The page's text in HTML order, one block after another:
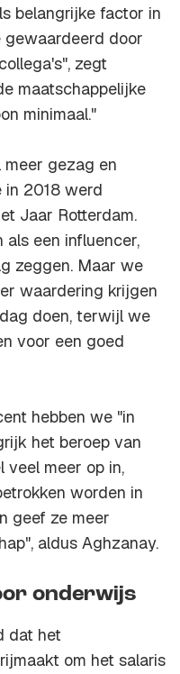
belangrijke factor in
gewaardeerd door
zegt
maatschappelijke
minimaal."
meer gezag en
in 2018 werd
Jaar Rotterdam.
een influencer,
zeggen. Maar we
waardering krijgen
doen, terwijl we
voor een goed
hebben we "in
het beroep van
veel meer op in,
worden in
geef ze meer
aldus Aghzanay.
onderwijs
dat het
om het salaris